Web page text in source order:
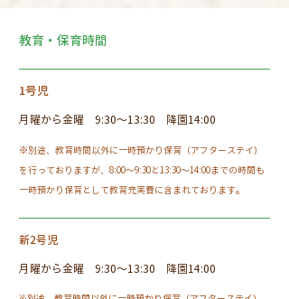
教育・保育時間
​1号児
月曜から金曜 9:30～13:30 降園14:00
※別途、教育時間以外に一時預かり保育（アフターステイ）
を行っておりますが、 8:00〜9:30と13:30〜14:00までの時間も
一時預かり保育として教育充実費に含まれております。
新2号児
月曜から金曜 9:30～13:30 降園14:00